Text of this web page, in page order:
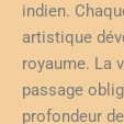
indien.
artistique
royaume. La
passage
profondeur